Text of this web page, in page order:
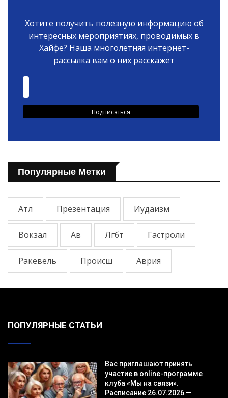
Хотите получить полезную информацию об
интересных мероприятиях, проводимых в
Хайфе? Наша многолетняя интернет-
рассылка вам о них расскажет
Популярные Метки
Атл Презентация Иудаизм
Вокзал Ав Лгбт Гастроли
Ракевель Происш Аврия
ПОПУЛЯРНЫЕ СТАТЬИ
Вас приглашают принять
участие в online-программе
клуба «Мы на связи».
Расписание 26.07.2026 —